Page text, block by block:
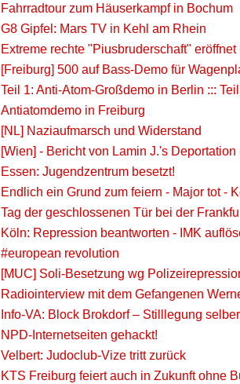
Fahrradtour zum Häuserkampf in Bochum
G8 Gipfel: Mars TV in Kehl am Rhein
Extreme rechte "Piusbruderschaft"
[Freiburg] 500 auf Bass-Demo für
Teil 1: Anti-Atom-Großdemo in Berlin :::
Antiatomdemo in Freiburg
[NL] Naziaufmarsch und Widerstand
[Wien] - Bericht von Lamin J.'s
Essen: Jugendzentrum besetzt!
Endlich ein Grund zum feiern - Major tot -
Tag der geschlossenen Tür bei der
Köln: Repression beantworten - IMK
#european revolution
[MUC] Soli-Besetzung wg
Radiointerview mit dem Gefangenen
Info-VA: Block Brokdorf – Stilllegung
NPD-Internetseiten gehackt!
Velbert: Judoclub-Vize tritt zurück
KTS Freiburg feiert auch in Zukunft ohne